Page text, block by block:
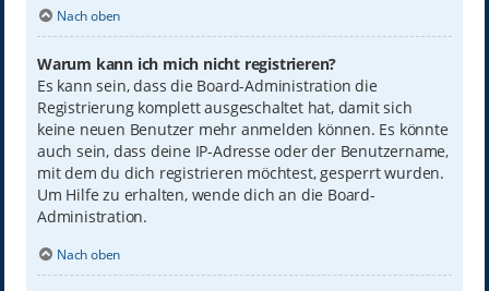
Nach oben
Warum kann ich mich nicht registrieren?
Es kann sein, dass die Board-Administration die
Registrierung komplett ausgeschaltet hat, damit sich
keine neuen Benutzer mehr anmelden können. Es könnte
auch sein, dass deine IP-Adresse oder der Benutzername,
mit dem du dich registrieren möchtest, gesperrt wurden.
Um Hilfe zu erhalten, wende dich an die Board-
Administration.
Nach oben